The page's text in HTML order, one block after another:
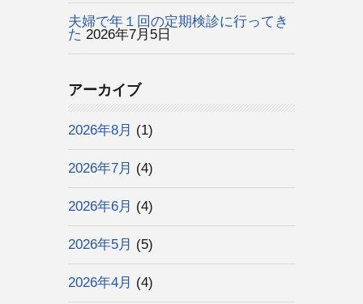
夫婦で年１回の定期検診に行ってき
た 2026年7月5日
アーカイブ
2026年8月 (1)
2026年7月 (4)
2026年6月 (4)
2026年5月 (5)
2026年4月 (4)